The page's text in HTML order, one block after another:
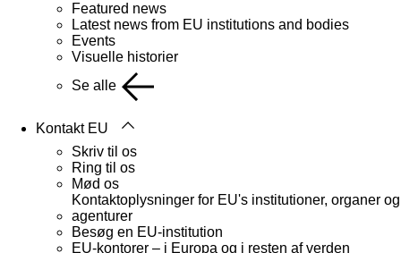
Featured news
Latest news from EU institutions and bodies
Events
Visuelle historier
Se alle
Kontakt EU
Skriv til os
Ring til os
Mød os
Kontaktoplysninger for EU's institutioner, organer og
agenturer
Besøg en EU-institution
EU-kontorer – i Europa og i resten af verden